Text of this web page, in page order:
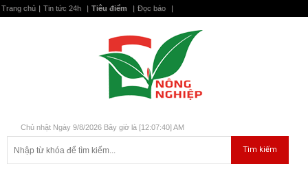
Trang chủ | Tin tức 24h | Tiêu điểm | Đọc báo |
Chủ nhật Ngày 9/8/2026 Bây giờ là [12:07:40] AM